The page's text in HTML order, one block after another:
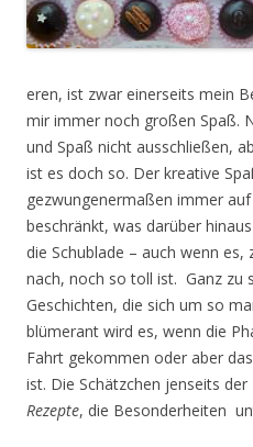
eren, ist zwar einerseits mein
mir immer noch großen Spaß.
und Spaß nicht ausschließen,
ist es doch so. Der kreative
gezwungenermaßen immer
beschränkt, was darüber
die Schublade – auch wenn
nach, noch so toll ist. Ganz zu
Geschichten, die sich um so
blümerant wird es, wenn die
Fahrt gekommen oder aber
ist. Die Schätzchen jenseits
Rezepte, die Besonderheiten